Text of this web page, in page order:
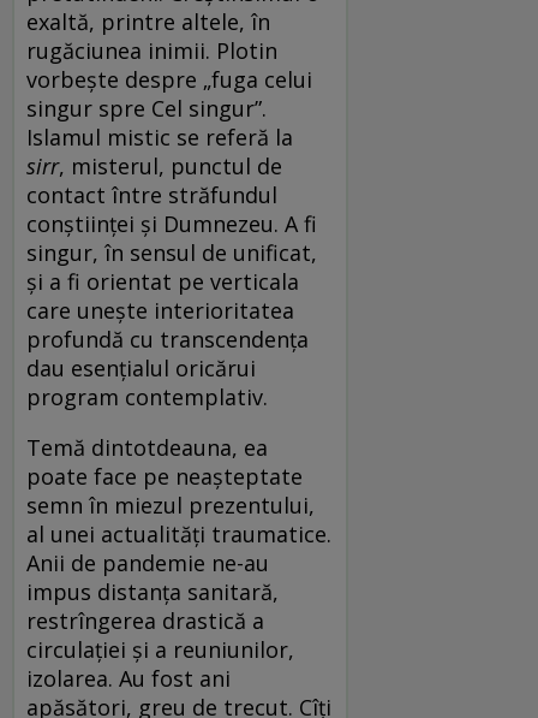
exaltă, printre altele, în
rugăciunea inimii. Plotin
vorbeşte despre „fuga celui
singur spre Cel singur”.
Islamul mistic se referă la
sirr, misterul, punctul de
contact între străfundul
conştiinţei şi Dumnezeu. A fi
singur, în sensul de unificat,
şi a fi orientat pe verticala
care uneşte interioritatea
profundă cu transcendenţa
dau esenţialul oricărui
program contemplativ.
Temă dintotdeauna, ea
poate face pe neaşteptate
semn în miezul prezentului,
al unei actualităţi traumatice.
Anii de pandemie ne-au
impus distanţa sanitară,
restrîngerea drastică a
circulaţiei şi a reuniunilor,
izolarea. Au fost ani
apăsători, greu de trecut. Cîţi